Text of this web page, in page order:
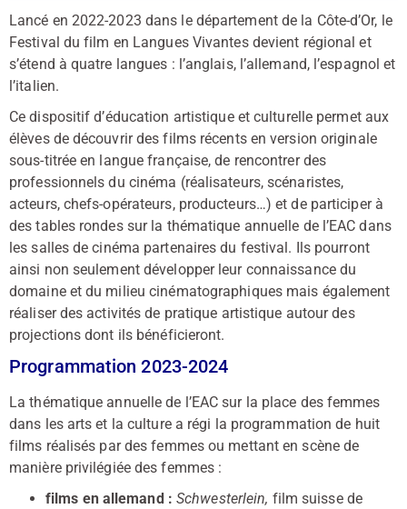
Lancé en 2022-2023 dans le département de la Côte-d’Or, le
Festival du film en Langues Vivantes devient régional et
s’étend à quatre langues : l’anglais, l’allemand, l’espagnol et
l’italien.
Ce dispositif d’éducation artistique et culturelle permet aux
élèves de découvrir des films récents en version originale
sous-titrée en langue française, de rencontrer des
professionnels du cinéma (réalisateurs, scénaristes,
acteurs, chefs-opérateurs, producteurs…) et de participer à
des tables rondes sur la thématique annuelle de l’EAC dans
les salles de cinéma partenaires du festival. Ils pourront
ainsi non seulement développer leur connaissance du
domaine et du milieu cinématographiques mais également
réaliser des activités de pratique artistique autour des
projections dont ils bénéficieront.
Programmation 2023-2024
La thématique annuelle de l’EAC sur la place des femmes
dans les arts et la culture a régi la programmation de huit
films réalisés par des femmes ou mettant en scène de
manière privilégiée des femmes :
films en allemand : Schwesterlein, film suisse de